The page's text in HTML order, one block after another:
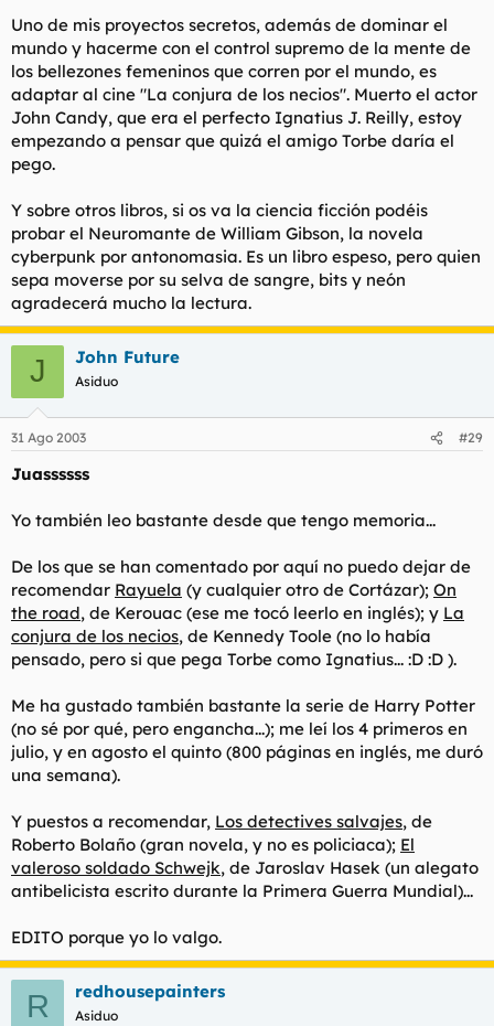
Uno de mis proyectos secretos, además de dominar el
mundo y hacerme con el control supremo de la mente de
los bellezones femeninos que corren por el mundo, es
adaptar al cine "La conjura de los necios". Muerto el actor
John Candy, que era el perfecto Ignatius J. Reilly, estoy
empezando a pensar que quizá el amigo Torbe daría el
pego.
Y sobre otros libros, si os va la ciencia ficción podéis
probar el Neuromante de William Gibson, la novela
cyberpunk por antonomasia. Es un libro espeso, pero quien
sepa moverse por su selva de sangre, bits y neón
agradecerá mucho la lectura.
J John Future
Asiduo
31 Ago 2003 #29
Juassssss
Yo también leo bastante desde que tengo memoria...
De los que se han comentado por aquí no puedo dejar de
recomendar Rayuela (y cualquier otro de Cortázar); On
the road, de Kerouac (ese me tocó leerlo en inglés); y La
conjura de los necios, de Kennedy Toole (no lo había
pensado, pero si que pega Torbe como Ignatius... :D :D ).
Me ha gustado también bastante la serie de Harry Potter
(no sé por qué, pero engancha...); me leí los 4 primeros en
julio, y en agosto el quinto (800 páginas en inglés, me duró
una semana).
Y puestos a recomendar, Los detectives salvajes, de
Roberto Bolaño (gran novela, y no es policiaca); El
valeroso soldado Schwejk, de Jaroslav Hasek (un alegato
antibelicista escrito durante la Primera Guerra Mundial)...
EDITO porque yo lo valgo.
R redhousepainters
Asiduo